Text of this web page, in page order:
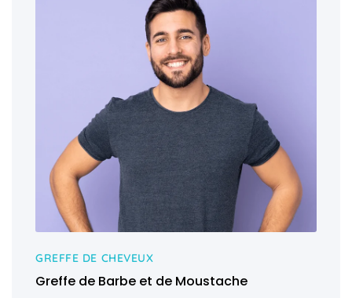
GREFFE DE CHEVEUX
Greffe de Barbe et de Moustache